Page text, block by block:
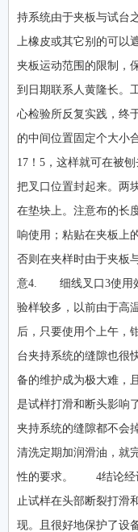
持系统由于夹板与试台
上橡皮或其它别的可以
夹板运动范围的限制，
到日期联系人黄隆长。
心检验所反复实践，
的中间位置固定个大小
17！5，这样就可在被
把叉口位置封起来。两
在垫块上。注意布的长
响使用；粘贴在夹板上
否则在夹样时由于夹板
意4. 细线叉口3使用效
验样较多，以前由于高
后，只要使用个上午，
台夹持系统的缝隙也很
备的维护成为极大难，
是试样打滑和断头影响
夹持系统的缝隙都不会
清洗定期加润滑油，就
性的要求。 4结论经
止试样在头部断裂打滑
现。且很好地保护了设